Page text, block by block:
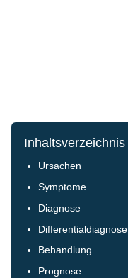
Inhaltsverzeichnis
Ursachen
Symptome
Diagnose
Differentialdiagnose
Behandlung
Prognose